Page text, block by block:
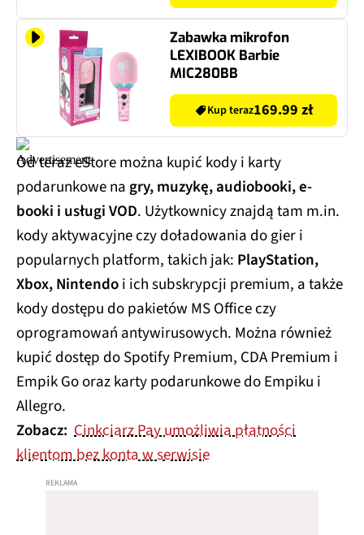
Zabawka mikrofon
LEXIBOOK Barbie
MIC280BB
Kup teraz169.99 zł
Od teraz eStore można kupić kody i karty
podarunkowe na gry, muzykę, audiobooki, e-
booki i usługi VOD. Użytkownicy znajdą tam m.in.
kody aktywacyjne czy doładowania do gier i
popularnych platform, takich jak: PlayStation,
Xbox, Nintendoi ich subskrypcji premium, a także
kody dostępu do pakietów MS Office czy
oprogramowań antywirusowych. Można również
kupić dostęp do Spotify Premium, CDA Premium i
Empik Go oraz karty podarunkowe do Empiku i
Allegro.
Zobacz: Cinkciarz Pay umożliwia płatności
klientom bez konta w serwisie